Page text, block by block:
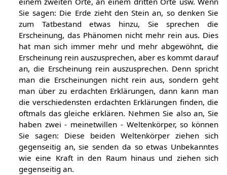
Sie sagen: Die Erde zieht den Stein an, so denken Sie
zum Tatbestand etwas hinzu, Sie sprechen die
Erscheinung, das Phänomen nicht mehr rein aus. Dies
hat man sich immer mehr und mehr abgewöhnt, die
Erscheinung rein auszusprechen, aber es kommt darauf
an, die Erscheinung rein auszusprechen. Denn spricht
man die Erscheinungen nicht rein aus, sondern geht
man über zu erdachten Erklärungen, dann kann man
die verschiedensten erdachten Erklärungen finden, die
oftmals das gleiche erklären. Nehmen Sie also an, Sie
haben zwei - meinetwillen - Weltenkörper, so können
Sie sagen: Diese beiden Weltenkörper ziehen sich
gegenseitig an, sie senden da so etwas Unbekanntes
wie eine Kraft in den Raum hinaus und ziehen sich
gegenseitig an.